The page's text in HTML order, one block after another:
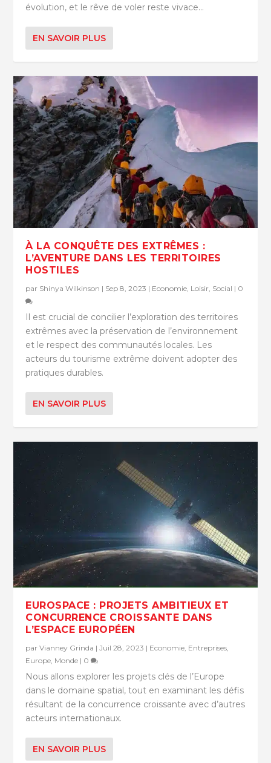
évolution, et le rêve de voler reste vivace...
EN SAVOIR PLUS
À LA CONQUÊTE DES EXTRÊMES :
L’AVENTURE DANS LES TERRITOIRES
HOSTILES
par Shinya Wilkinson | Sep 8, 2023 | Economie Loisir Social | 0
Il est crucial de concilier l’exploration des territoires
extrêmes avec la préservation de l’environnement
et le respect des communautés locales. Les
acteurs du tourisme extrême doivent adopter des
pratiques durables.
EN SAVOIR PLUS
EUROSPACE : PROJETS AMBITIEUX ET
CONCURRENCE CROISSANTE DANS
L’ESPACE EUROPÉEN
parVianney Grinda |Juil 28, 2023 | Economie, Entreprises,
Europe, Monde | 0
Nous allons explorer les projets clés de l’Europe
dans le domaine spatial, tout en examinant les défis
résultant de la concurrence croissante avec d’autres
acteurs internationaux.
EN SAVOIR PLUS